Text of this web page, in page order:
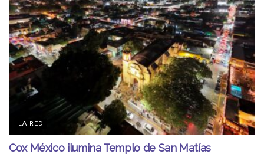
LA RED
Cox México ilumina Templo de San Matías